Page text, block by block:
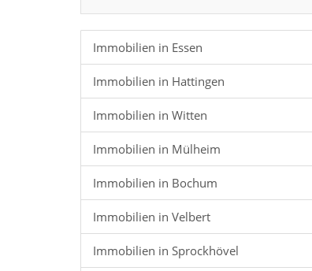
Immobilien in Essen
Immobilien in Hattingen
Immobilien in Witten
Immobilien in Mülheim
Immobilien in Bochum
Immobilien in Velbert
Immobilien in Sprockhövel